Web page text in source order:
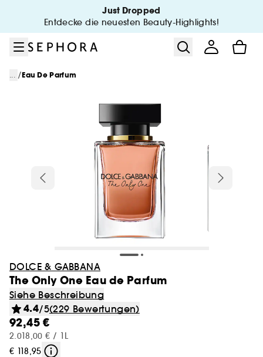
Just Dropped
Entdecke die neuesten Beauty-Highlights!
... /Eau De Parfum
DOLCE & GABBANA
The Only One Eau de Parfum
Siehe Beschreibung
4.4/5(229 Bewertungen)
92,45 €
2.018,00 € / 1L
€ 118,95